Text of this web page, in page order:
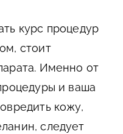
курс процедур
стоит
Именно от
и ваша
кожу,
следует